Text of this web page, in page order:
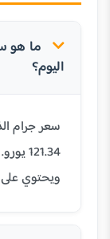
اليوم؟
ويحتوي على 99.9% من الذهب الخالص.